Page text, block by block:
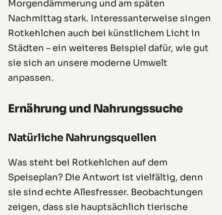
Morgendämmerung und am späten
Nachmittag stark. Interessanterweise singen
Rotkehlchen auch bei künstlichem Licht in
Städten – ein weiteres Beispiel dafür, wie gut
sie sich an unsere moderne Umwelt
anpassen.
Ernährung und Nahrungssuche
Natürliche Nahrungsquellen
Was steht bei Rotkehlchen auf dem
Speiseplan? Die Antwort ist vielfältig, denn
sie sind echte Allesfresser. Beobachtungen
zeigen, dass sie hauptsächlich tierische